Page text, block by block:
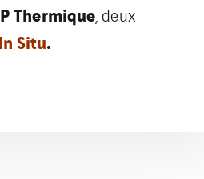
Thermique , deux
Situ.